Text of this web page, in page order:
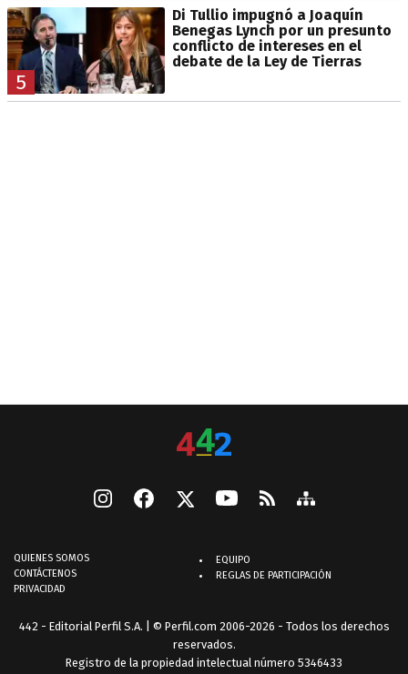
5
Di Tullio impugnó a Joaquín
Benegas Lynch por un presunto
conflicto de intereses en el
debate de la Ley de Tierras
QUIENES SOMOS
CONTÁCTENOS
PRIVACIDAD
EQUIPO
REGLAS DE PARTICIPACIÓN
442 - Editorial Perfil S.A. | © Perfil.com 2006-2026 - Todos los derechos
reservados.
Registro de la propiedad intelectual número 5346433